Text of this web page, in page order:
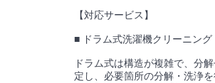
【対応サービス】
■ ドラム式洗濯機クリーニング
ドラム式は構造が複雑で、分
定し、必要箇所の分解・洗浄を